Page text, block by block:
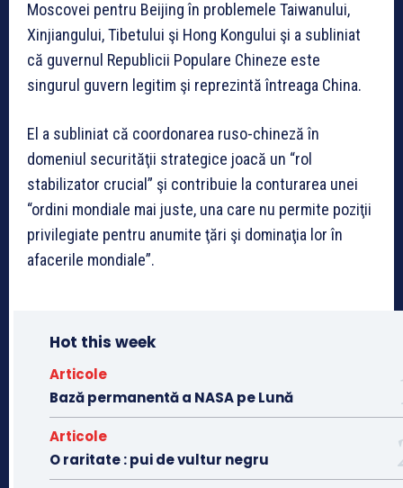
Moscovei pentru Beijing în problemele Taiwanului,
Xinjiangului, Tibetului şi Hong Kongului şi a subliniat
că guvernul Republicii Populare Chineze este
singurul guvern legitim şi reprezintă întreaga China.
El a subliniat că coordonarea ruso-chineză în
domeniul securităţii strategice joacă un “rol
stabilizator crucial” şi contribuie la conturarea unei
“ordini mondiale mai juste, una care nu permite poziţii
privilegiate pentru anumite ţări şi dominaţia lor în
afacerile mondiale”.
Hot this week
Articole
Bază permanentă a NASA pe Lună
Articole
O raritate : pui de vultur negru